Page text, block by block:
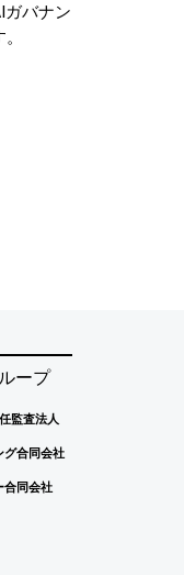
ガバナン
ープ
監査法人
グ合同会社
合同会社